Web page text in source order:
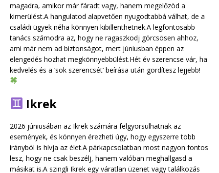
magadra, amikor már fáradt vagy, hanem megelőzöd a
kimerülést.A hangulatod alapvetően nyugodtabbá válhat, de a
családi ügyek néha könnyen kibillenthetnek.A legfontosabb
tanács számodra az, hogy ne ragaszkodj görcsösen ahhoz,
ami már nem ad biztonságot, mert júniusban éppen az
elengedés hozhat megkönnyebbülést.Hét év szerencse vár, ha
kedvelés és a ‘sok szerencsét’ beírása után gördítesz lejjebb!
Ikrek
2026 júniusában az Ikrek számára felgyorsulhatnak az
események, és könnyen érezheti úgy, hogy egyszerre több
irányból is hívja az élet.A párkapcsolatban most nagyon fontos
lesz, hogy ne csak beszélj, hanem valóban meghallgasd a
másikat is.A szingli Ikrek egy váratlan üzenet vagy találkozás